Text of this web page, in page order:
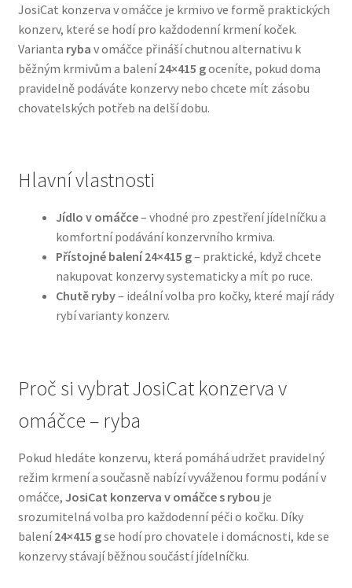
Boudy a výběhy
Bozita pro psy — Švédské krmivo s nordickou kvalitou
Brit pro psy
Natural Trainer pro psy — Italské krmivo s
Happy Dog — Německá kvalita a přirozené složení
Hill’s pro psy
N&D Farmina pro psy — Italské holistic krmivo
Oblečky pro psy
Pamlsky pro psy
Pelíšky pro psy
JosiCat konzerva v omáčce je krmivo ve formě praktických
konzerv, které se hodí pro každodenní krmení koček.
Varianta ryba v omáčce přináší chutnou alternativu k
běžným krmivům a balení24×415 goceníte, pokud doma
pravidelně podáváte konzervy nebo chcete mít zásobu
chovatelských potřeb na delší dobu.
Hlavní vlastnosti
Jídlo v omáčce– vhodné pro zpestření jídelníčku a
komfortní podávání konzervního krmiva.
Přístojné balení 24×415 g– praktické, když chcete
nakupovat konzervy systematicky a mít po ruce.
Chutě ryby– ideální volba pro kočky, které mají rády
rybí varianty konzerv.
Proč si vybrat JosiCat konzerva v
omáčce – ryba
Pokud hledáte konzervu, která pomáhá udržet pravidelný
režim krmení a současně nabízí vyváženou formu podání v
omáčce, JosiCat konzerva v omáčce s rybou je
srozumitelná volba pro každodenní péči o kočku. Díky
balení24×415 gse hodí pro chovatele i domácnosti, kde se
konzervy stávají běžnou součástí jídelníčku.